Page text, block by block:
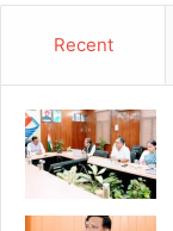
Recent